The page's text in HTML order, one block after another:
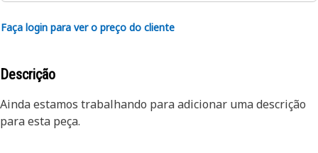
Faça login para ver o preço do cliente
Descrição
Ainda estamos trabalhando para adicionar uma descrição
para esta peça.